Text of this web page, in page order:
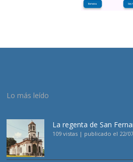
Lo más leído
La regenta de San
109 vistas | publicado el 22/